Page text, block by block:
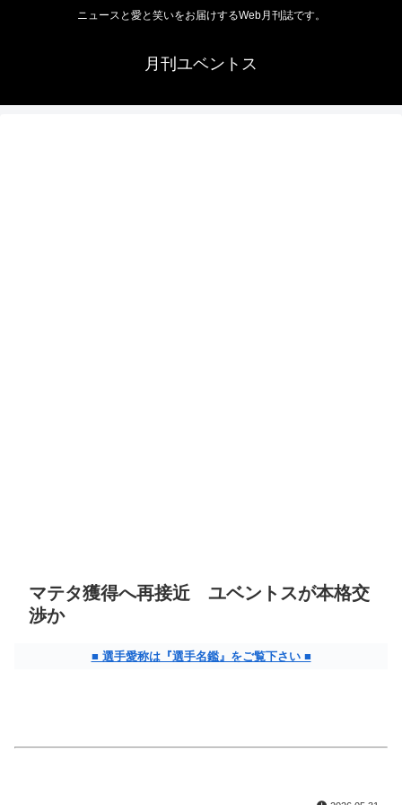
ニュースと愛と笑いをお届けするWeb月刊誌です。
月刊ユベントス
マテタ獲得へ再接近 ユベントスが本格交
渉か
■ 選手愛称は『選手名鑑』をご覧下さい ■